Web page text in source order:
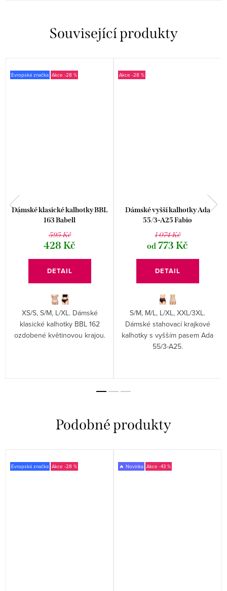
Související produkty
Evropská značka -28 %
Dámské klasické kalhotky BBL
163 Babell
595 Kč
428 Kč
DETAIL
XS/S, S/M, L/XL. Dámské
klasické kalhotky BBL 162
ozdobené květinovou krajou.
-28 %
Dámské vyšší kalhotky Ada
55/3-A25 Fabio
1 074 Kč
od 773 Kč
DETAIL
S/M, M/L, L/XL, XXL/3XL.
Dámské stahovací krajkové
kalhotky s vyšším pasem Ada
55/3-A25.
Evropská značka -28 % 🔥 Novinka -43 %